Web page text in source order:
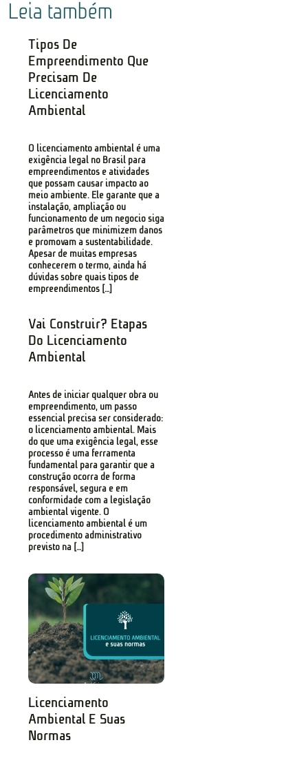
Leia também
Tipos De
Empreendimento Que
Precisam De
Licenciamento
Ambiental
O licenciamento ambiental é uma
exigência legal no Brasil para
empreendimentos e atividades
que possam causar impacto ao
meio ambiente. Ele garante que a
instalação, ampliação ou
funcionamento de um negócio siga
parâmetros que minimizem danos
e promovam a sustentabilidade.
Apesar de muitas empresas
conhecerem o termo, ainda há
dúvidas sobre quais tipos de
empreendimentos […]
Vai Construir? Etapas
Do Licenciamento
Ambiental
Antes de iniciar qualquer obra ou
empreendimento, um passo
essencial precisa ser considerado:
o licenciamento ambiental. Mais
do que uma exigência legal, esse
processo é uma ferramenta
fundamental para garantir que a
construção ocorra de forma
responsável, segura e em
conformidade com a legislação
ambiental vigente. O
licenciamento ambiental é um
procedimento administrativo
previsto na […]
Licenciamento
Ambiental E Suas
Normas